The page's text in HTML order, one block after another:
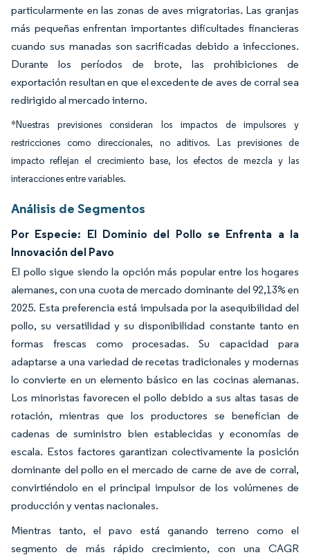
particularmente en las zonas de aves migratorias. Las granjas
más pequeñas enfrentan importantes dificultades financieras
cuando sus manadas son sacrificadas debido a infecciones.
Durante los períodos de brote, las prohibiciones de
exportación resultan en que el excedente de aves de corral sea
redirigido al mercado interno.
*Nuestras previsiones consideran los impactos de impulsores y
restricciones como direccionales, no aditivos. Las previsiones de
impacto reflejan el crecimiento base, los efectos de mezcla y las
interacciones entre variables.
Análisis de Segmentos
Por Especie: El Dominio del Pollo se Enfrenta a la
Innovación del Pavo
El pollo sigue siendo la opción más popular entre los hogares
alemanes, con una cuota de mercado dominante del 92,13% en
2025. Esta preferencia está impulsada por la asequibilidad del
pollo, su versatilidad y su disponibilidad constante tanto en
formas frescas como procesadas. Su capacidad para
adaptarse a una variedad de recetas tradicionales y modernas
lo convierte en un elemento básico en las cocinas alemanas.
Los minoristas favorecen el pollo debido a sus altas tasas de
rotación, mientras que los productores se benefician de
cadenas de suministro bien establecidas y economías de
escala. Estos factores garantizan colectivamente la posición
dominante del pollo en el mercado de carne de ave de corral,
convirtiéndolo en el principal impulsor de los volúmenes de
producción y ventas nacionales.
Mientras tanto, el pavo está ganando terreno como el
segmento de más rápido crecimiento, con una CAGR